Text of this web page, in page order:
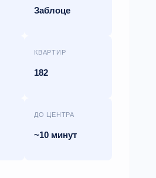
Заблоце
КВАРТИР
182
ДО ЦЕНТРА
~10 минут